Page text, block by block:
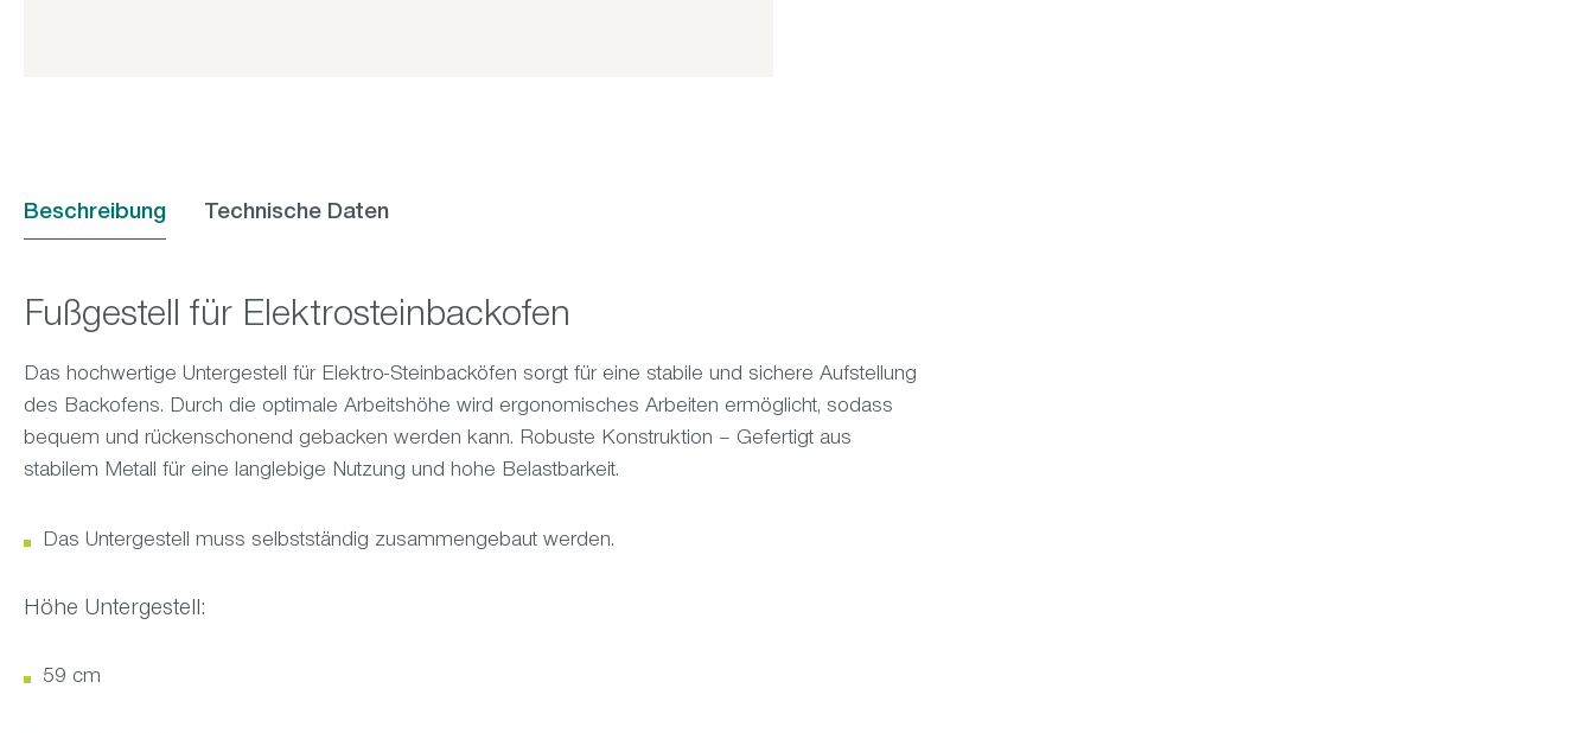
Beschreibung Technische Daten
Fußgestell für Elektrosteinbackofen
Das hochwertige Untergestell für Elektro-Steinbacköfen sorgt für eine stabile und sichere Aufstellung
des Backofens. Durch die optimale Arbeitshöhe wird ergonomisches Arbeiten ermöglicht, sodass
bequem und rückenschonend gebacken werden kann. Robuste Konstruktion – Gefertigt aus
stabilem Metall für eine langlebige Nutzung und hohe Belastbarkeit.
Das Untergestell muss selbstständig zusammengebaut werden.
Höhe Untergestell:
59 cm